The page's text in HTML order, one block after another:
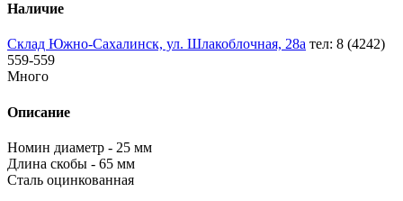
Наличие
Склад Южно-Сахалинск, ул. Шлакоблочная, 28а тел: 8 (4242)
559-559
Много
Описание
Номин диаметр - 25 мм
Длина скобы - 65 мм
Сталь оцинкованная